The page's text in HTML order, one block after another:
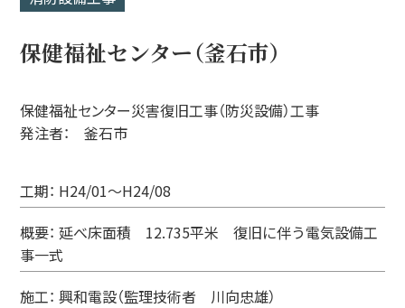
保健福祉センター（釜石市）
保健福祉センター災害復旧工事（防災設備）工事
発注者： 釜石市
工期： H24/01～H24/08
概要： 延べ床面積 12.735平米 復旧に伴う電気設備工
事一式
施工： 興和電設（監理技術者 川向忠雄）